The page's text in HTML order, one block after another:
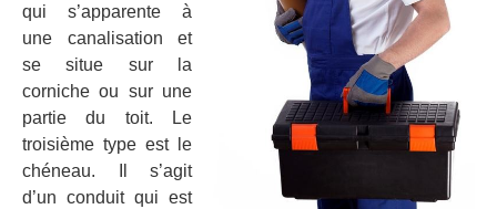
qui s’apparente à
une canalisation et
se situe sur la
corniche ou sur une
partie du toit. Le
troisième type est le
chéneau. Il s’agit
d’un conduit qui est